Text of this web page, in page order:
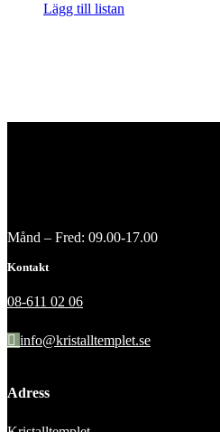
Lägg till listan
Månd – Fred: 09.00-17.00
Kontakt
08-611 02 06
info@kristalltemplet.se
Adress